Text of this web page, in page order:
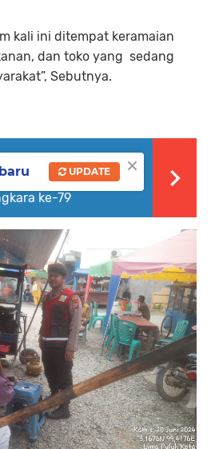
kali ini ditempat keramaian
dan toko yang sedang
Sebutnya.
Bara Bagikan
Dhuafa dalam
ke-79
×
UPDATE